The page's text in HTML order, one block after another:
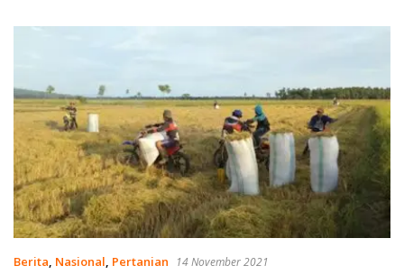
Berita, Nasional, Pertanian 14 November 2021